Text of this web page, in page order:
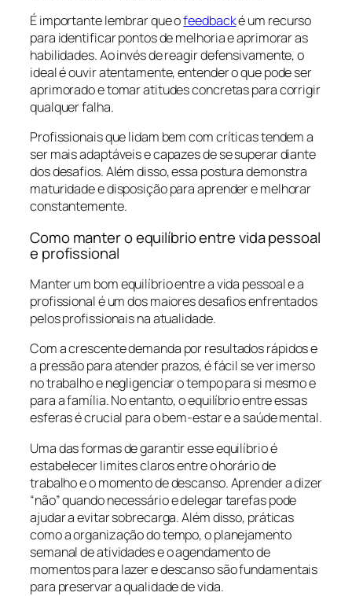
É importante lembrar que ofeedbacké um recurso
para identificar pontos de melhoria e aprimorar as
habilidades. Ao invés de reagir defensivamente, o
ideal é ouvir atentamente, entender o que pode ser
aprimorado e tomar atitudes concretas para corrigir
qualquer falha.
Profissionais que lidam bem com críticas tendem a
ser mais adaptáveis e capazes de se superar diante
dos desafios. Além disso, essa postura demonstra
maturidade e disposição para aprender e melhorar
constantemente.
Como manter o equilíbrio entre vida pessoal
e profissional
Manter um bom equilíbrio entre a vida pessoal e a
profissional é um dos maiores desafios enfrentados
pelos profissionais na atualidade.
Com a crescente demanda por resultados rápidos e
a pressão para atender prazos, é fácil se ver imerso
no trabalho e negligenciar o tempo para si mesmo e
para a família. No entanto, o equilíbrio entre essas
esferas é crucial para o bem-estar e a saúde mental.
Uma das formas de garantir esse equilíbrio é
estabelecer limites claros entre o horário de
trabalho e o momento de descanso. Aprender a dizer
“não” quando necessário e delegar tarefas pode
ajudar a evitar sobrecarga. Além disso, práticas
como a organização do tempo, o planejamento
semanal de atividades e o agendamento de
momentos para lazer e descanso são fundamentais
para preservar a qualidade de vida.